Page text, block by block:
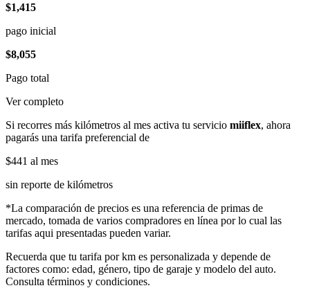
$1,415
pago inicial
$8,055
Pago total
Ver completo
Si recorres más kilómetros al mes activa tu servicio miiflex, ahora
pagarás una tarifa preferencial de
$441 al mes
sin reporte de kilómetros
*La comparación de precios es una referencia de primas de
mercado, tomada de varios compradores en línea por lo cual las
tarifas aqui presentadas pueden variar.
Recuerda que tu tarifa por km es personalizada y depende de
factores como: edad, género, tipo de garaje y modelo del auto.
Consulta términos y condiciones.